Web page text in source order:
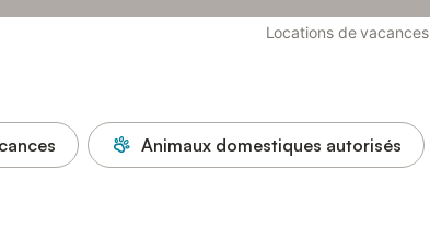
Locations de vacances
Animaux domestiques autorisés